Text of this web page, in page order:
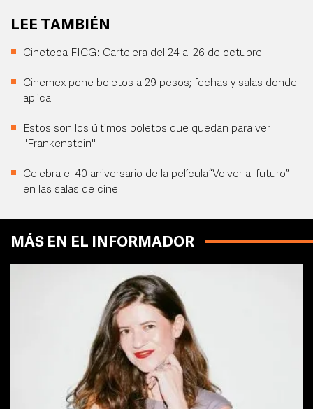
LEE TAMBIÉN
Cineteca FICG: Cartelera del 24 al 26 de octubre
Cinemex pone boletos a 29 pesos; fechas y salas donde
aplica
Estos son los últimos boletos que quedan para ver
"Frankenstein"
Celebra el 40 aniversario de la película “Volver al futuro”
en las salas de cine
MÁS EN EL INFORMADOR